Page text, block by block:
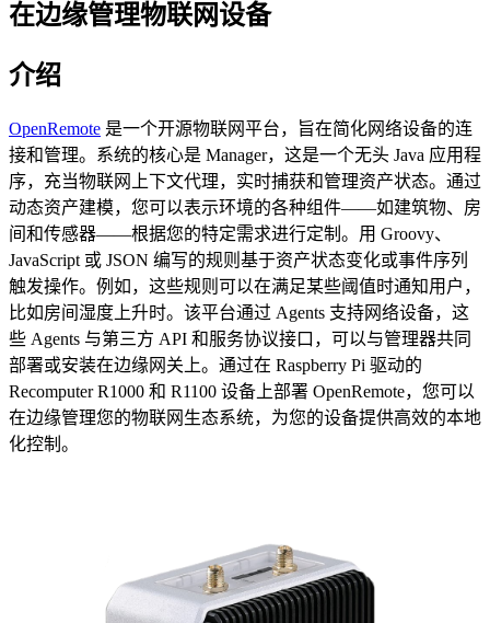
在边缘管理物联网设备
介绍
OpenRemote 是一个开源物联网平台，旨在简化网络设备的连
接和管理。系统的核心是 Manager，这是一个无头 Java 应用程
序，充当物联网上下文代理，实时捕获和管理资产状态。通过
动态资产建模，您可以表示环境的各种组件——如建筑物、房
间和传感器——根据您的特定需求进行定制。用 Groovy、
JavaScript 或 JSON 编写的规则基于资产状态变化或事件序列
触发操作。例如，这些规则可以在满足某些阈值时通知用户，
比如房间湿度上升时。该平台通过 Agents 支持网络设备，这
些 Agents 与第三方 API 和服务协议接口，可以与管理器共同
部署或安装在边缘网关上。通过在 Raspberry Pi 驱动的
Recomputer R1000 和 R1100 设备上部署 OpenRemote，您可以
在边缘管理您的物联网生态系统，为您的设备提供高效的本地
化控制。